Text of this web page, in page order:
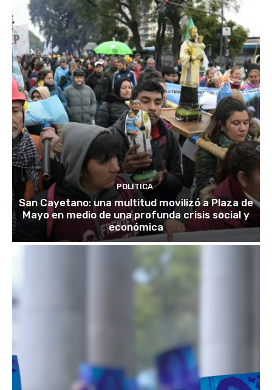
POLITICA
San Cayetano: una multitud movilizó a Plaza de
Mayo en medio de una profunda crisis social y
económica